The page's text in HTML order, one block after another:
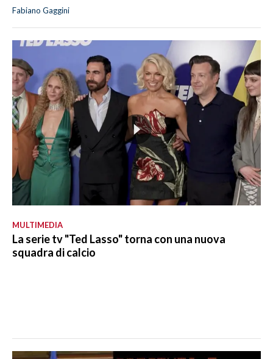
Fabiano Gaggini
MULTIMEDIA
La serie tv "Ted Lasso" torna con una nuova
squadra di calcio